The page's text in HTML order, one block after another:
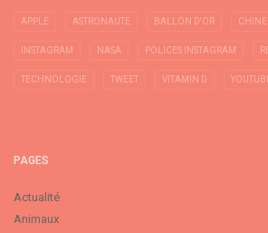
APPLE ASTRONAUTE BALLON D'OR CHINE
INSTAGRAM NASA POLICES INSTAGRAM
TECHNOLOGIE TWEET VITAMIN D
PAGES
Actualité
Animaux